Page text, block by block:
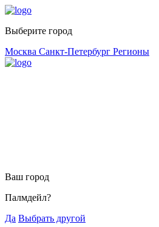
Выберите город
Москва Санкт-Петербург Регионы
Ваш город
Палмдейл?
Да Выбрать другой